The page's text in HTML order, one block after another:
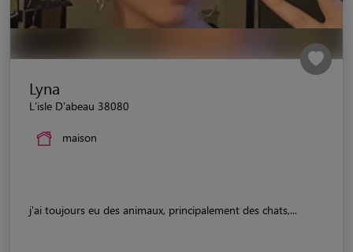
Lyna
L'isle D'abeau 38080
maison
j'ai toujours eu des animaux, principalement des chats,...